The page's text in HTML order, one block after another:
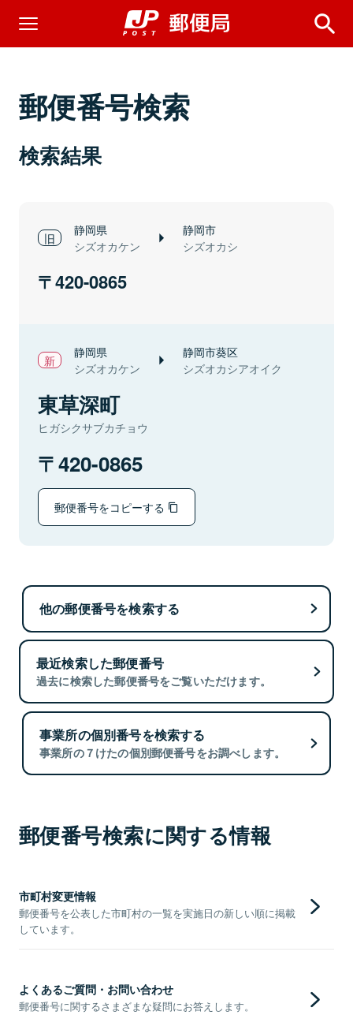
郵便番号検索
検索結果
静岡県
シズオカケン
静岡市
シズオカシ
420-0865
静岡県
シズオカケン
静岡市葵区
シズオカシアオイク
東草深町
ヒガシクサブカチョウ
420-0865
郵便番号をコピーする
他の郵便番号を検索する
最近検索した郵便番号
過去に検索した郵便番号をご覧いただけます。
事業所の個別番号を検索する
事業所の７けたの個別郵便番号をお調べします。
郵便番号検索に関する情報
市町村変更情報
郵便番号を公表した市町村の一覧を実施日の新しい順に掲載
しています。
よくあるご質問・お問い合わせ
郵便番号に関するさまざまな疑問にお答えします。